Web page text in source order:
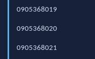
0905368019
0905368020
0905368021